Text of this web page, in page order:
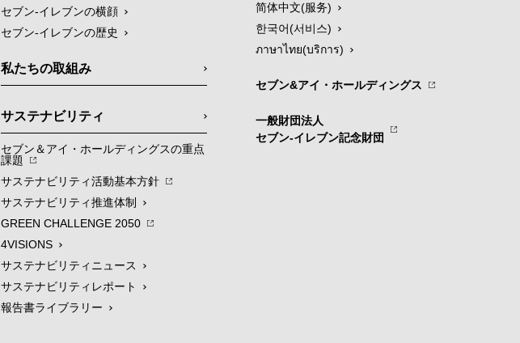
セブン-イレブンの横顔
セブン-イレブンの歴史
私たちの取組み
サステナビリティ
セブン＆アイ・ホールディングスの重点
課題
サステナビリティ活動基本方針
サステナビリティ推進体制
GREEN CHALLENGE 2050
4VISIONS
サステナビリティニュース
サステナビリティレポート
報告書ライブラリー
简体中文(服务)
한국어(서비스)
ภาษาไทย(บริการ)
セブン&アイ・ホールディングス
一般財団法人
セブン-イレブン記念財団